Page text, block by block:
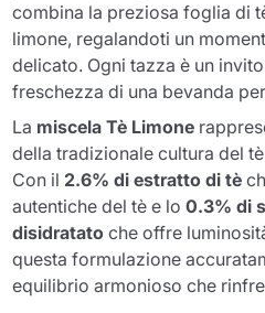
combina la preziosa foglia di
limone, regalandoti un
delicato. Ogni tazza è un
freschezza di una bevanda
La miscela Tè Limone
della tradizionale cultura del
Con il 2.6% di estratto di tè
autentiche del tè e lo0.3% di
disidratato che offre
questa formulazione
equilibrio armonioso che